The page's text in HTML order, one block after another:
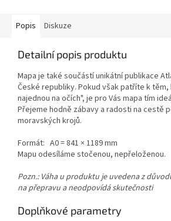
Popis Diskuze
Detailní popis produktu
Mapa je také součástí unikátní publikace
České republiky. Pokud však patříte k
najednou na očích", je pro Vás mapa tím
Přejeme hodně zábavy a radosti na cestě
moravských krojů.
Formát: A0 =841 × 1189mm
Mapu odesíláme stočenou, nepřeloženou.
Pozn.: Váha u produktu je uvedena z
na přepravu a neodpovídá skutečnosti
Doplňkové parametry